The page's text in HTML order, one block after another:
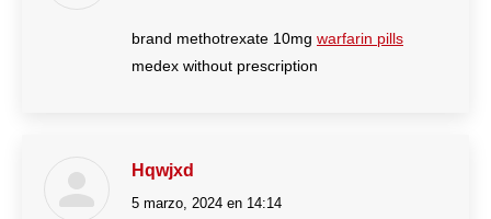
brand methotrexate 10mg warfarin pills
medex without prescription
Hqwjxd
dice:
5 marzo, 2024 en 14:14